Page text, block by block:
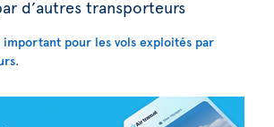
d’autres transporteurs
important pour les vols exploités par
.